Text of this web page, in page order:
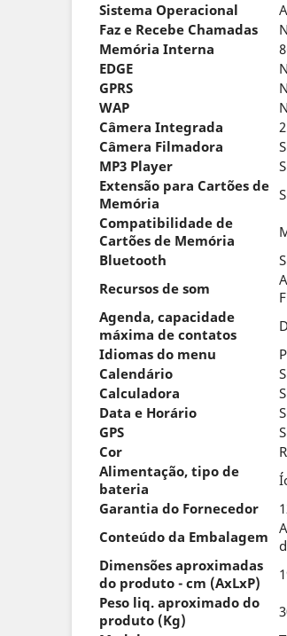
Sistema Operacional
Faz e Recebe Chamadas
Memória Interna
EDGE
GPRS
WAP
Câmera Integrada
Câmera Filmadora
MP3 Player
Extensão para Cartões de
Memória
Compatibilidade de
Cartões de Memória
Bluetooth
Recursos de som
Agenda, capacidade
máxima de contatos
Idiomas do menu
Calendário
Calculadora
Data e Horário
GPS
Cor
Alimentação, tipo de
bateria
Garantia do Fornecedor
Conteúdo da Embalagem
Dimensões aproximadas
do produto - cm (AxLxP)
Peso liq. aproximado do
produto (Kg)